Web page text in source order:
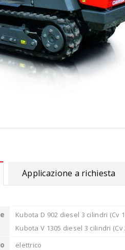
Applicazione a richiesta
Kubota D 902 diesel 3 cilindri (Cv
Kubota V 1305 diesel 3 cilindri
elettrico